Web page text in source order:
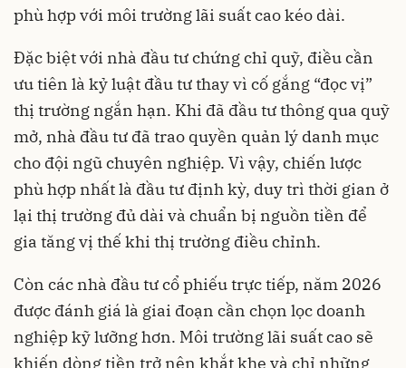
phù hợp với môi trường lãi suất cao kéo dài.
Đặc biệt với nhà đầu tư chứng chỉ quỹ, điều cần
ưu tiên là kỷ luật đầu tư thay vì cố gắng “đọc vị”
thị trường ngắn hạn. Khi đã đầu tư thông qua quỹ
mở, nhà đầu tư đã trao quyền quản lý danh mục
cho đội ngũ chuyên nghiệp. Vì vậy, chiến lược
phù hợp nhất là đầu tư định kỳ, duy trì thời gian ở
lại thị trường đủ dài và chuẩn bị nguồn tiền để
gia tăng vị thế khi thị trường điều chỉnh.
Còn các nhà đầu tư cổ phiếu trực tiếp, năm 2026
được đánh giá là giai đoạn cần chọn lọc doanh
nghiệp kỹ lưỡng hơn. Môi trường lãi suất cao sẽ
khiến dòng tiền trở nên khắt khe và chỉ những